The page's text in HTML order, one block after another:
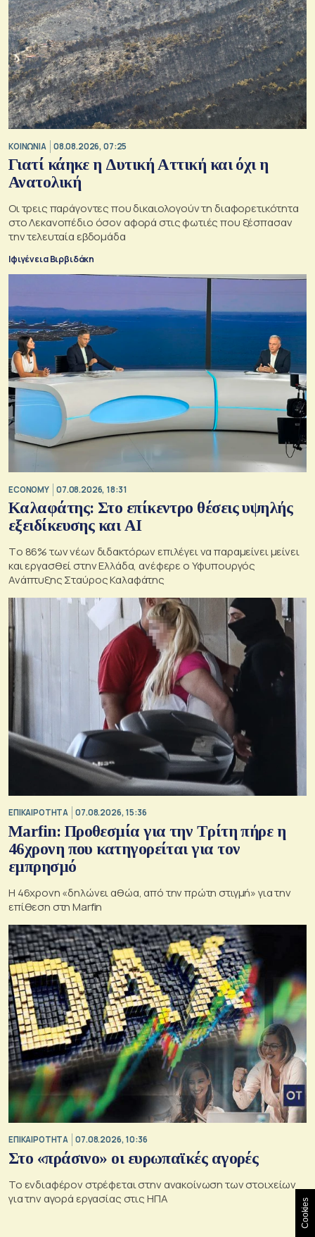
ΚΟΙΝΩΝΙΑ 08.08.2026, 07:25
Γιατί κάηκε η Δυτική Αττική και όχι η
Ανατολική
Oι τρεις παράγοντες που δικαιολογούν τη διαφορετικότητα
στο Λεκανοπέδιο όσον αφορά στις φωτιές που ξέσπασαν
την τελευταία εβδομάδα
Ιφιγένεια Βιρβιδάκη
ECONOMY 07.08.2026, 18:31
Καλαφάτης: Στο επίκεντρο θέσεις υψηλής
εξειδίκευσης και AI
Tο 86% των νέων διδακτόρων επιλέγει να παραμείνει μείνει
και εργασθεί στην Ελλάδα, ανέφερε ο Υφυπουργός
Ανάπτυξης Σταύρος Καλαφάτης
ΕΠΙΚΑΙΡΟΤΗΤΑ 07.08.2026, 15:36
Marfin: Προθεσμία για την Τρίτη πήρε η
46χρονη που κατηγορείται για τον
εμπρησμό
H 46χρονη «δηλώνει αθώα, από την πρώτη στιγμή» για την
επίθεση στη Marfin
ΕΠΙΚΑΙΡΟΤΗΤΑ 07.08.2026, 10:36
Στο «πράσινο» οι ευρωπαϊκές αγορές
Το ενδιαφέρον στρέφεται στην ανακοίνωση των στοιχείων
για την αγορά εργασίας στις ΗΠΑ
Cookies